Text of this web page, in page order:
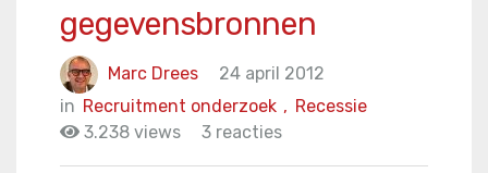
gegevensbronnen
Marc Drees
24 april 2012
in
Recessie
Recruitment onderzoek ,
3.238 views
3 reacties